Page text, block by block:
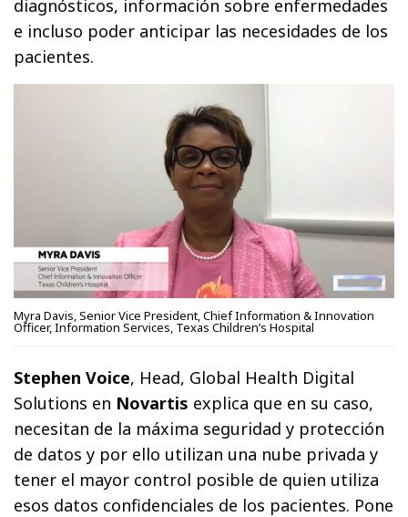
diagnósticos, información sobre enfermedades
e incluso poder anticipar las necesidades de los
pacientes.
Myra Davis, Senior Vice President, Chief Information & Innovation
Officer, Information Services, Texas Children’s Hospital
Stephen Voice, Head, Global Health Digital
Solutions en Novartis explica que en su caso,
necesitan de la máxima seguridad y protección
de datos y por ello utilizan una nube privada y
tener el mayor control posible de quien utiliza
esos datos confidenciales de los pacientes. Pone